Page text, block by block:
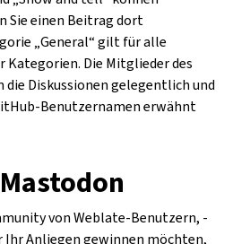
Sie einen Beitrag dort
„General“ gilt für alle
Kategorien. Die Mitglieder des
die Diskussionen gelegentlich und
Benutzernamen erwähnt
von Weblate-Benutzern, -
Ihr Anliegen gewinnen möchten,